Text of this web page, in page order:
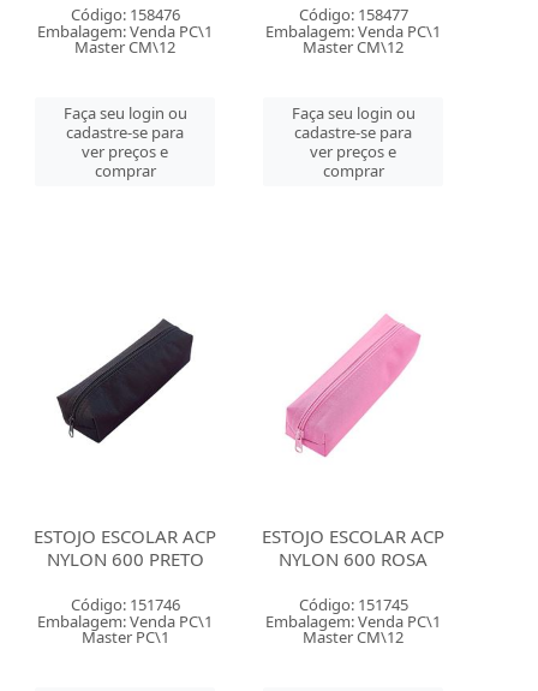
Código: 158476
Embalagem: Venda PC\1
Master CM\12
Faça seu login ou
cadastre-se para
ver preços e
comprar
Código: 158477
Embalagem: Venda PC\1
Master CM\12
Faça seu login ou
cadastre-se para
ver preços e
comprar
ESTOJO ESCOLAR ACP
NYLON 600 PRETO
Código: 151746
Embalagem: Venda PC\1
Master PC\1
ESTOJO ESCOLAR ACP
NYLON 600 ROSA
Código: 151745
Embalagem: Venda PC\1
Master CM\12